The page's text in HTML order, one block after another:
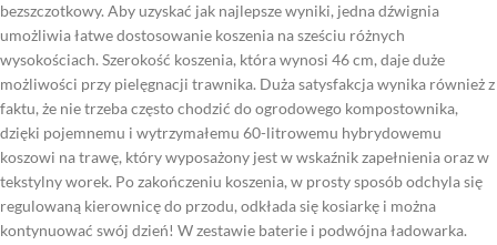
bezszczotkowy. Aby uzyskać jak najlepsze wyniki, jedna dźwignia
umożliwia łatwe dostosowanie koszenia na sześciu różnych
wysokościach. Szerokość koszenia, która wynosi 46 cm, daje duże
możliwości przy pielęgnacji trawnika. Duża satysfakcja wynika również z
faktu, że nie trzeba często chodzić do ogrodowego kompostownika,
dzięki pojemnemu i wytrzymałemu 60-litrowemu hybrydowemu
koszowi na trawę, który wyposażony jest w wskaźnik zapełnienia oraz w
tekstylny worek. Po zakończeniu koszenia, w prosty sposób odchyla się
regulowaną kierownicę do przodu, odkłada się kosiarkę i można
kontynuować swój dzień! W zestawie baterie i podwójna ładowarka.